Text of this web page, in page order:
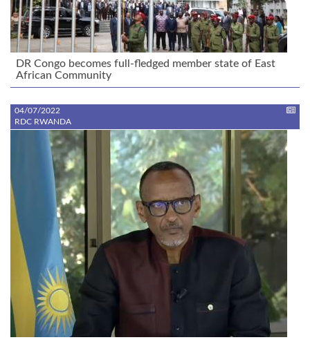
DR Congo becomes full-fledged member state of East
African Community
04/07/2022
RDC RWANDA